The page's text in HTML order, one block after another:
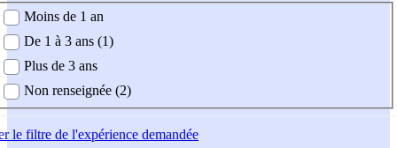
demandée
Moins de 1 an
De 1 à 3 ans (1)
Plus de 3 ans
Non renseignée (2)
le filtre de l'expérience demandée